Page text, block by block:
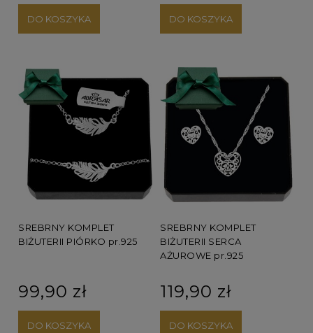
DO KOSZYKA DO KOSZYKA
SREBRNY KOMPLET
BIŻUTERII PIÓRKO pr.925
99,90 zł
DO KOSZYKA
SREBRNY KOMPLET
BIŻUTERII SERCA
AŻUROWE pr.925
119,90 zł
DO KOSZYKA